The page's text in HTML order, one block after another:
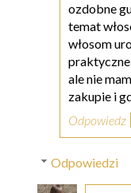
ozdobne
temat
włosom
ale nie
zakupie i
Odpowiedz
Odpowiedzi